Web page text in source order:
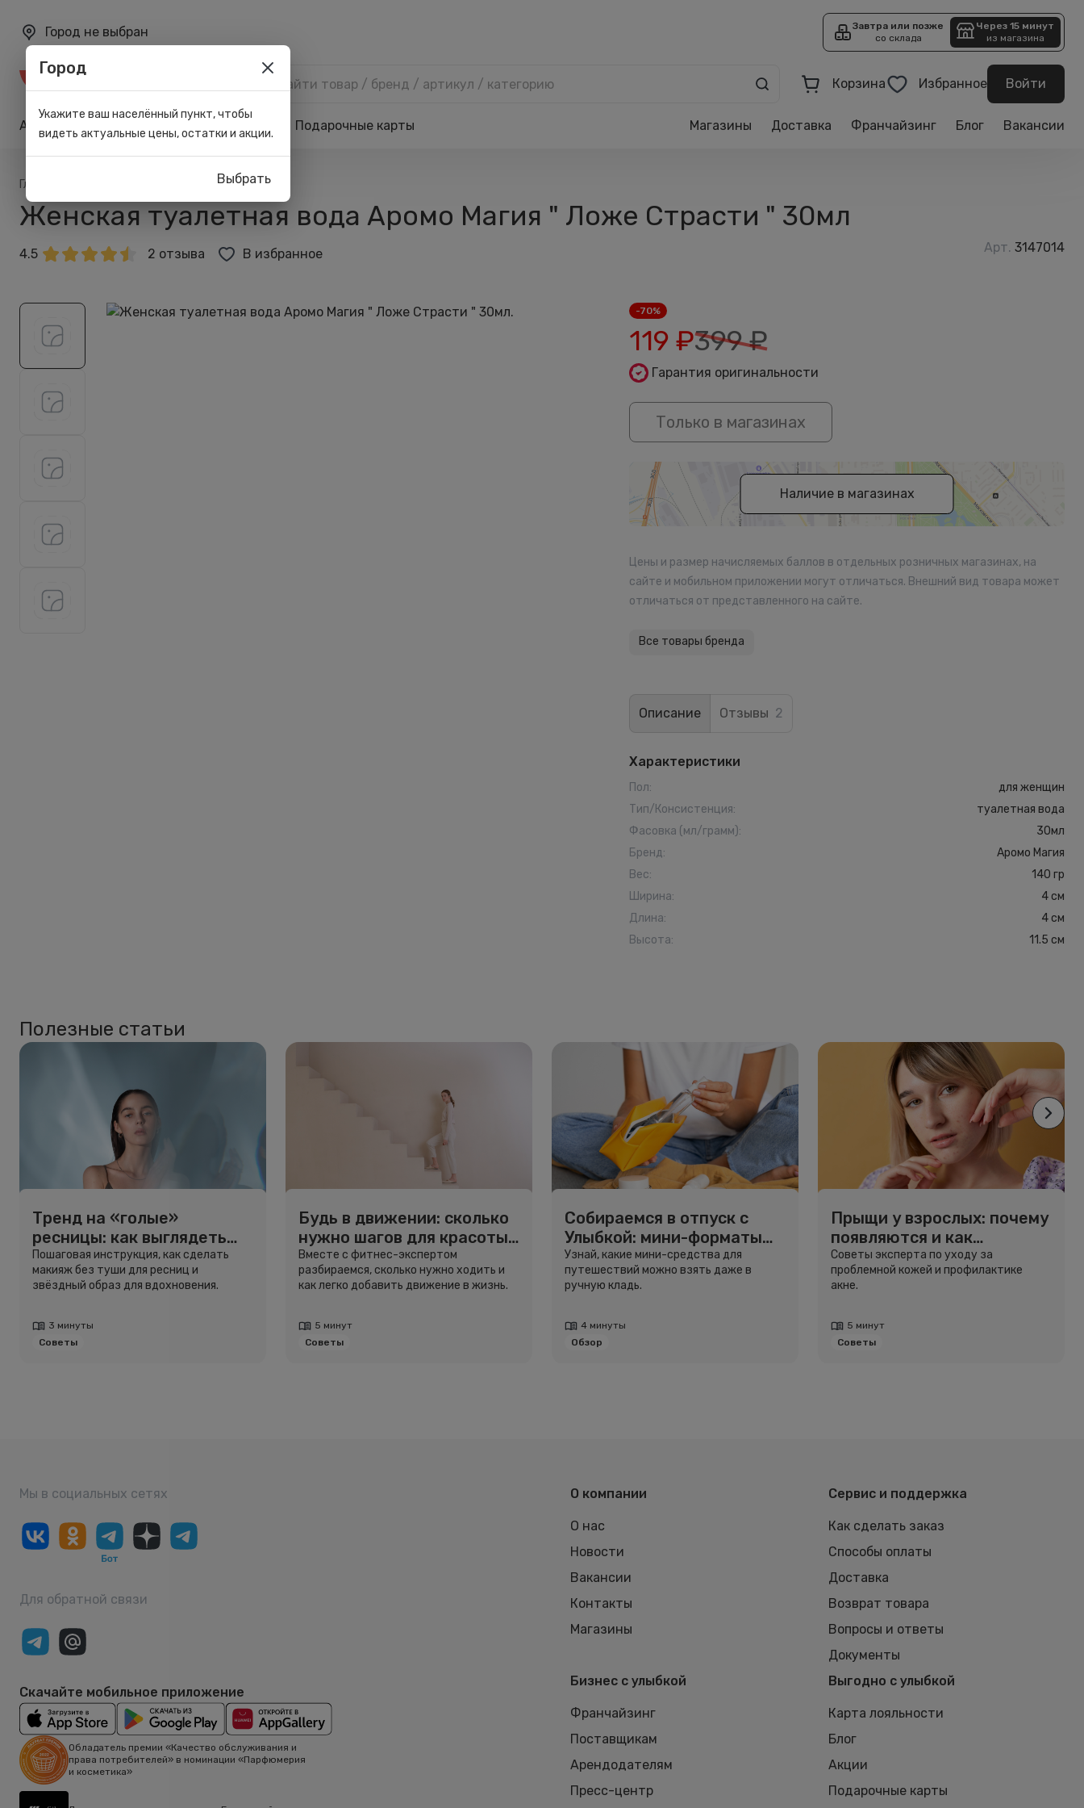
Город не выбран
Завтра или позже
со склада
Через 15 минут
из магазина
Корзина Избранное Войти
Акции Карта лояльности Подарочные карты Магазины Доставка Франчайзинг Блог Вакансии
Главная
Женская туалетная вода Аромо Магия " Ложе Страсти " 30мл
4.5 2 отзыва В избранное Арт. 3147014
-70%
119 ₽399₽
Гарантия оригинальности
Только в магазинах
Наличие в магазинах
Цены и размер начисляемых баллов в отдельных розничных магазинах, на
сайте и мобильном приложении могут отличаться. Внешний вид товара может
отличаться от представленного на сайте.
Все товары бренда
Описание Отзывы 2
Характеристики
Пол:
для женщин
Тип/Консистенция:
туалетная вода
Фасовка (мл/грамм):
30мл
Бренд:
Аромо Магия
Вес:
140 гр
Ширина:
4 см
Длина:
4 см
Высота: 11.5 см
Полезные статьи
Тренд на «голые»
ресницы: как выглядеть
свежо, не используя тушь
Пошаговая инструкция, как сделать
макияж без туши для ресниц и
звёздный образ для вдохновения.
3 минуты
Советы
Будь в движении: сколько
нужно шагов для красоты
и здоровья
Вместе с фитнес-экспертом
разбираемся, сколько нужно ходить и
как легко добавить движение в жизнь.
5 минут
Советы
Собираемся в отпуск с
Улыбкой: мини-форматы
для путешествий
Узнай, какие мини-средства для
путешествий можно взять даже в
ручную кладь.
4 минуты
Обзор
Прыщи у взрослых: почему
появляются и как
избавиться
Советы эксперта по уходу за
проблемной кожей и профилактике
акне.
5 минут
Советы
Мы в социальных сетях
Для обратной связи
Скачайте мобильное приложение
Обладатель премии «Качество обслуживания и
права потребителей» в номинации «Парфюмерия
и косметика»
О компании
О нас
Новости
Вакансии
Контакты
Магазины
Сервис и поддержка
Как сделать заказ
Способы оплаты
Доставка
Возврат товара
Вопросы и ответы
Документы
Бизнес с улыбкой
Франчайзинг
Поставщикам
Арендодателям
Пресс-центр
Выгодно с улыбкой
Карта лояльности
Блог
Акции
Подарочные карты
Город
Укажите ваш населённый пункт, чтобы
видеть актуальные цены, остатки и акции.
Выбрать